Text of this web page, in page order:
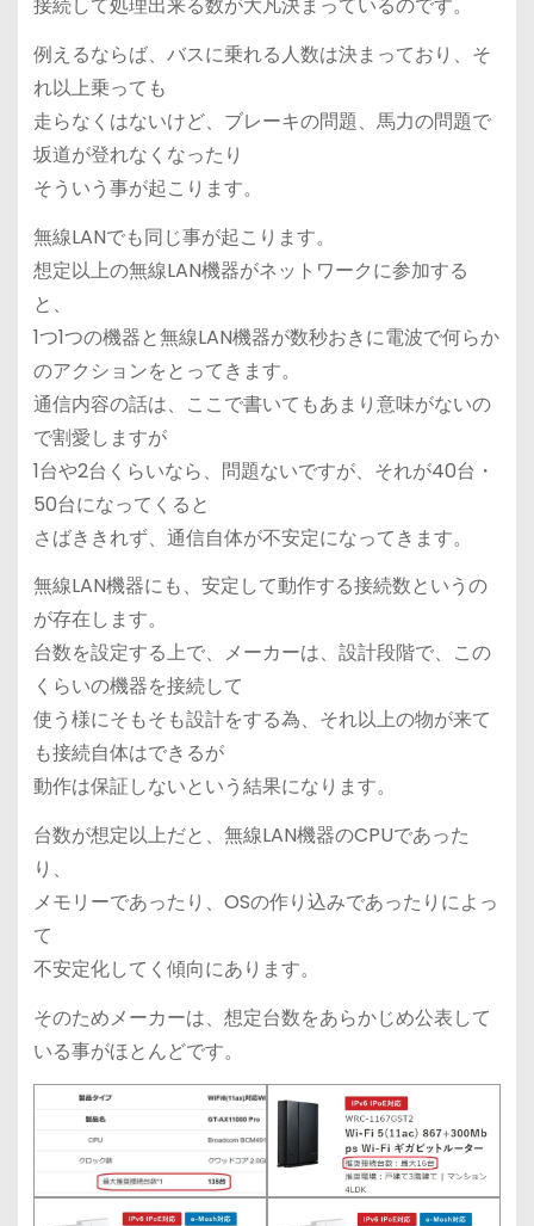
例えるならば、バスに乗れる人数は決まっており、そ
れ以上乗っても
走らなくはないけど、ブレーキの問題、馬力の問題で
坂道が登れなくなったり
そういう事が起こります。
無線LANでも同じ事が起こります。
想定以上の無線LAN機器がネットワークに参加する
と、
1つ1つの機器と無線LAN機器が数秒おきに電波で何らか
のアクションをとってきます。
通信内容の話は、ここで書いてもあまり意味がないの
で割愛しますが
1台や2台くらいなら、問題ないですが、それが40台・
50台になってくると
さばききれず、通信自体が不安定になってきます。
無線LAN機器にも、安定して動作する接続数というの
が存在します。
台数を設定する上で、メーカーは、設計段階で、この
くらいの機器を接続して
使う様にそもそも設計をする為、それ以上の物が来て
も接続自体はできるが
動作は保証しないという結果になります。
台数が想定以上だと、無線LAN機器のCPUであった
り、
メモリーであったり、OSの作り込みであったりによっ
て
不安定化してく傾向にあります。
そのためメーカーは、想定台数をあらかじめ公表して
いる事がほとんどです。